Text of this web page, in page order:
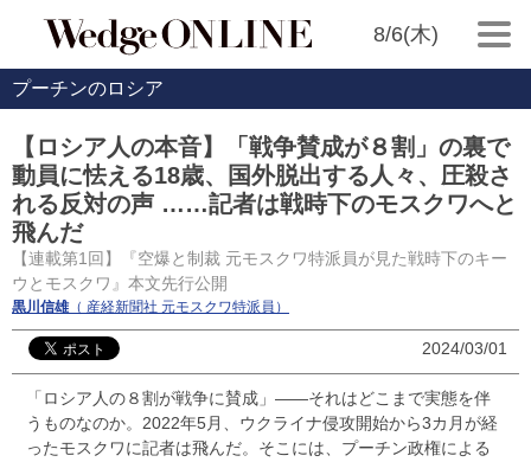
8/6(木)
プーチンのロシア
【ロシア人の本音】「戦争賛成が８割」の裏で
動員に怯える18歳、国外脱出する人々、圧殺さ
れる反対の声 ……記者は戦時下のモスクワへと
飛んだ
【連載第1回】『空爆と制裁 元モスクワ特派員が見た戦時下のキー
ウとモスクワ』本文先行公開
黒川信雄（ 産経新聞社 元モスクワ特派員）
2024/03/01
「ロシア人の８割が戦争に賛成」――それはどこまで実態を伴
うものなのか。2022年5月、ウクライナ侵攻開始から3カ月が経
ったモスクワに記者は飛んだ。そこには、プーチン政権による